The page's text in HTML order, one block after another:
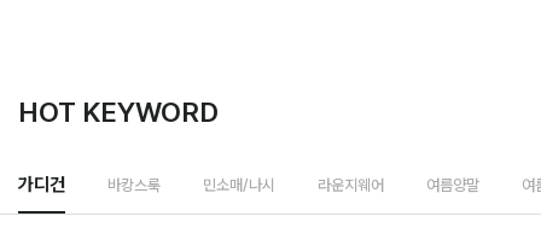
HOT KEYWORD
가디건 바캉스룩 민소매/나시 라운지웨어 여름양말 여